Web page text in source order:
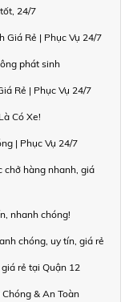
24/7
Giá Rẻ | Phục Vụ 24/7
phát sinh
Rẻ | Phục Vụ 24/7
Có Xe!
| Phục Vụ 24/7
chở hàng nhanh, giá
nhanh chóng!
chóng, uy tín, giá rẻ
rẻ tại Quận 12
& An Toàn